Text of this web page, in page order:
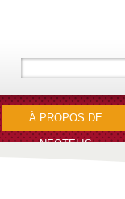
À PROPOS DE
NEOTELIS